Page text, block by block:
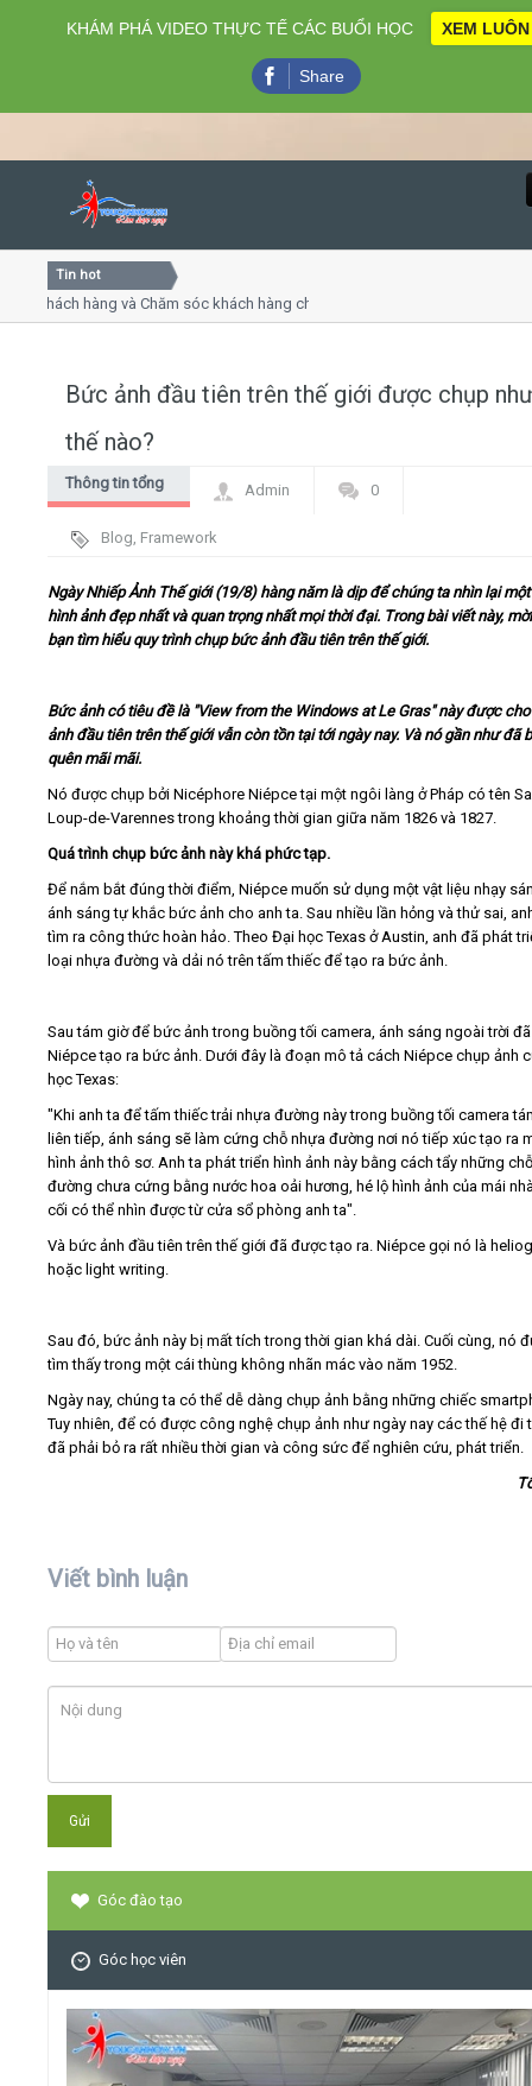
Close
Home
Video
Kiến thức
Liên hệ - Đăng ký
Tin hot
hàng và Chăm sóc khách hàng chuyên nghiệp
Bức ảnh đầu tiên trên thế giới được chụp như
thế nào?
Thông tin tổng
Admin 0
Blog, Framework
Ngày Nhiếp Ảnh Thế giới (19/8) hàng năm là dịp để chúng ta nhìn lại
hình ảnh đẹp nhất và quan trọng nhất mọi thời đại. Trong bài viết này,
bạn tìm hiểu quy trình chụp bức ảnh đầu tiên trên thế giới.
Bức ảnh có tiêu đề là "View from the Windows at Le Gras" này được
ảnh đầu tiên trên thế giới vẫn còn tồn tại tới ngày nay. Và nó gần như đã
quên mãi mãi.
Nó được chụp bởi Nicéphore Niépce tại một ngôi làng ở Pháp có tên
Loup-de-Varennes trong khoảng thời gian giữa năm 1826 và 1827.
Quá trình chụp bức ảnh này khá phức tạp.
Để nắm bắt đúng thời điểm, Niépce muốn sử dụng một vật liệu nhạy
ánh sáng tự khắc bức ảnh cho anh ta. Sau nhiều lần hỏng và thử sai,
tìm ra công thức hoàn hảo. Theo Đại học Texas ở Austin, anh đã phát
loại nhựa đường và dải nó trên tấm thiếc để tạo ra bức ảnh.
Sau tám giờ để bức ảnh trong buồng tối camera, ánh sáng ngoài trời
Niépce tạo ra bức ảnh. Dưới đây là đoạn mô tả cách Niépce chụp ảnh
học Texas:
"Khi anh ta để tấm thiếc trải nhựa đường này trong buồng tối camera
liên tiếp, ánh sáng sẽ làm cứng chỗ nhựa đường nơi nó tiếp xúc tạo ra
hình ảnh thô sơ. Anh ta phát triển hình ảnh này bằng cách tẩy những
đường chưa cứng bằng nước hoa oải hương, hé lộ hình ảnh của mái
cối có thể nhìn được từ cửa sổ phòng anh ta".
Và bức ảnh đầu tiên trên thế giới đã được tạo ra. Niépce gọi nó là
hoặc light writing.
Sau đó, bức ảnh này bị mất tích trong thời gian khá dài. Cuối cùng, nó
tìm thấy trong một cái thùng không nhãn mác vào năm 1952.
Ngày nay, chúng ta có thể dễ dàng chụp ảnh bằng những chiếc
Tuy nhiên, để có được công nghệ chụp ảnh như ngày nay các thế hệ đi
đã phải bỏ ra rất nhiều thời gian và công sức để nghiên cứu, phát triển.
Viết bình luận
Góc đào tạo
Góc học viên
KHÁM PHÁ VIDEO THỰC TẾ CÁC BUỔI HỌC XEM LUÔN
Share